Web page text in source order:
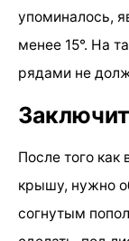
упоминалось,
менее 15°. На
рядами не
После того
крышу, нужно
согнутым